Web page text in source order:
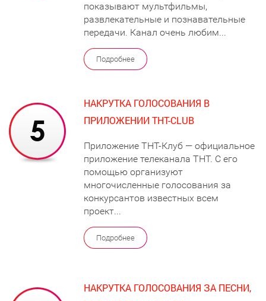
показывают мультфильмы,
развлекательные и познавательные
передачи. Канал очень любим...
Подробнее
НАКРУТКА ГОЛОСОВАНИЯ В
ПРИЛОЖЕНИИ ТНТ-CLUB
Приложение ТНТ-Клуб — официальное
приложение телеканала ТНТ. С его
помощью организуют
многочисленные голосования за
конкурсантов известных всем
проект...
Подробнее
НАКРУТКА ГОЛОСОВАНИЯ ЗА ПЕСНИ,